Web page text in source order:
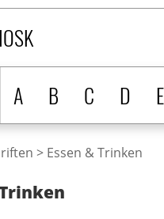
A B C D E
Essen & Trinken